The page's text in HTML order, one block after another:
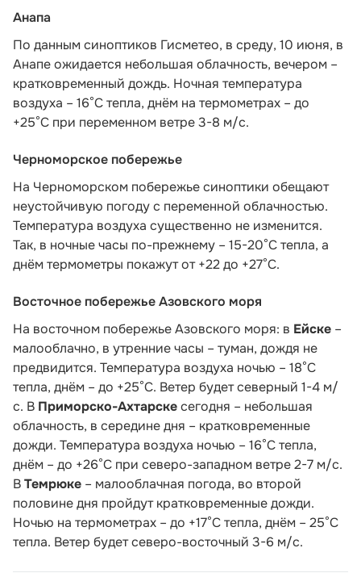
Анапа
По данным синоптиков Гисметео, в среду, 10 июня, в
Анапе ожидается небольшая облачность, вечером –
кратковременный дождь. Ночная температура
воздуха – 16°C тепла, днём на термометрах – до
+25°C при переменном ветре 3-8 м/с.
Черноморское побережье
На Черноморском побережье синоптики обещают
неустойчивую погоду с переменной облачностью.
Температура воздуха существенно не изменится.
Так, в ночные часы по-прежнему – 15-20°С тепла, а
днём термометры покажут от +22 до +27°С.
Восточное побережье Азовского моря
На восточном побережье Азовского моря: в Ейске –
малооблачно, в утренние часы – туман, дождя не
предвидится. Температура воздуха ночью – 18°С
тепла, днём – до +25°С. Ветер будет северный 1-4 м/
с. В Приморско-Ахтарскесегодня – небольшая
облачность, в середине дня – кратковременные
дожди. Температура воздуха ночью – 16°С тепла,
днём – до +26°С при северо-западном ветре 2-7 м/с.
ВТемрюке – малооблачная погода, во второй
половине дня пройдут кратковременные дожди.
Ночью на термометрах – до +17°С тепла, днём – 25°С
тепла. Ветер будет северо-восточный 3-6 м/с.